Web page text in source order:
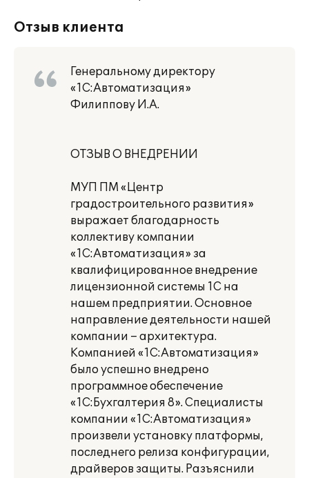
Отзыв клиента
Генеральному директору
«1С:Автоматизация»
Филиппову И.А.
ОТЗЫВ О ВНЕДРЕНИИ
МУП ПМ «Центр
градостроительного развития»
выражает благодарность
коллективу компании
«1С:Автоматизация» за
квалифицированное внедрение
лицензионной системы 1С на
нашем предприятии. Основное
направление деятельности нашей
компании – архитектура.
Компанией «1С:Автоматизация»
было успешно внедрено
программное обеспечение
«1С:Бухгалтерия 8». Специалисты
компании «1С:Автоматизация»
произвели установку платформы,
последнего релиза конфигурации,
драйверов защиты. Разъяснили